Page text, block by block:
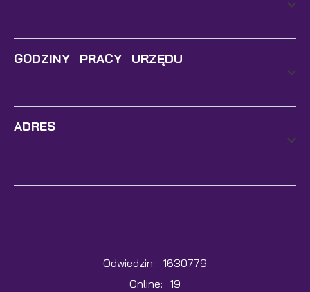
GODZINY PRACY URZĘDU
ADRES
Odwiedzin: 1630779
Online: 19